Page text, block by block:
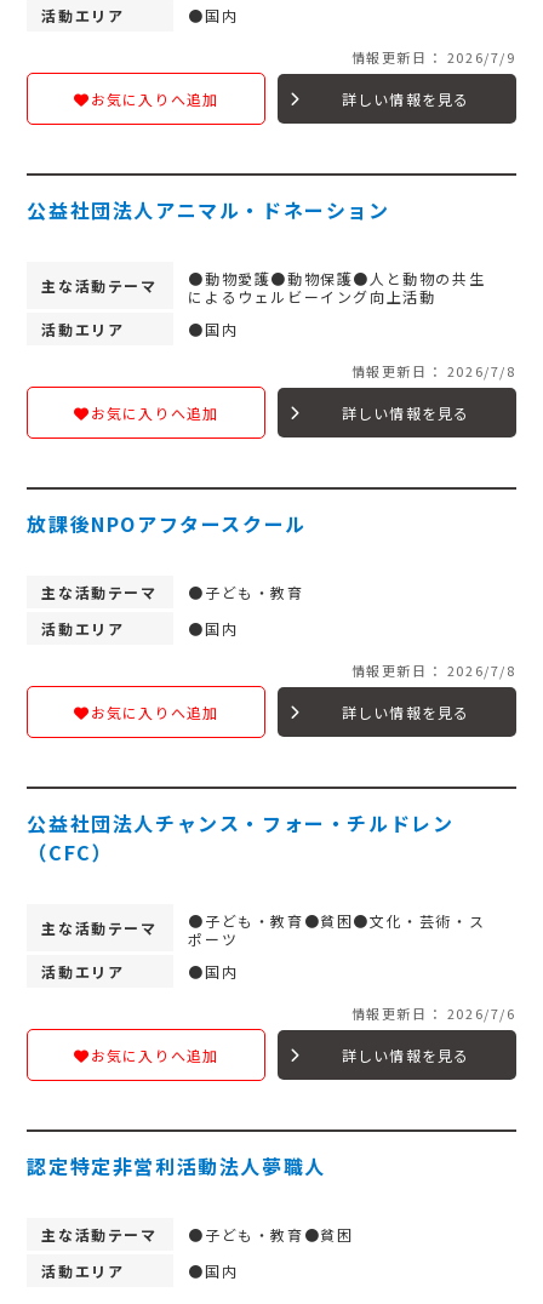
活動エリア
●国内
情報更新日： 2026/7/9
お気に入りへ追加 詳しい情報を見る
公益社団法人アニマル・ドネーション
主な活動テーマ
●動物愛護●動物保護●人と動物の共生
によるウェルビーイング向上活動
活動エリア
●国内
情報更新日： 2026/7/8
お気に入りへ追加 詳しい情報を見る
放課後NPOアフタースクール
主な活動テーマ
●子ども・教育
活動エリア
●国内
情報更新日： 2026/7/8
お気に入りへ追加 詳しい情報を見る
公益社団法人チャンス・フォー・チルドレン
（CFC）
主な活動テーマ
●子ども・教育●貧困●文化・芸術・ス
ポーツ
活動エリア
●国内
情報更新日： 2026/7/6
お気に入りへ追加 詳しい情報を見る
認定特定非営利活動法人夢職人
主な活動テーマ
●子ども・教育●貧困
活動エリア
●国内